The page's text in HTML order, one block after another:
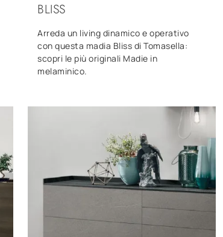
BLISS
Arreda un living dinamico e operativo
con questa madia Bliss di Tomasella:
scopri le più originali Madie in
melaminico.